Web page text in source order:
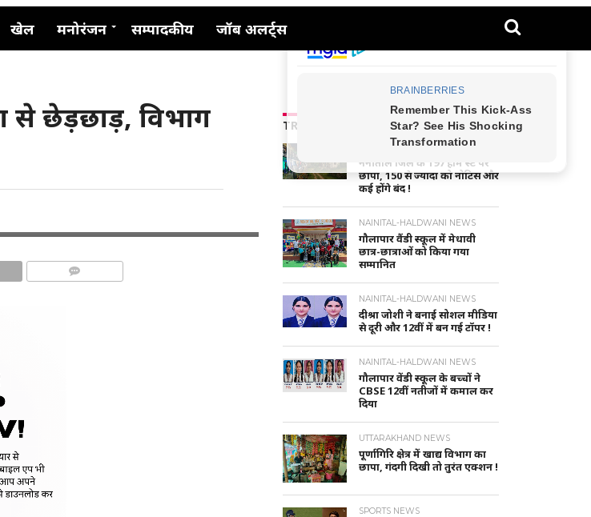
खेल मनोरंजन सम्पादकीय जॉब अलर्ट्स
से छेड़छाड़, विभाग TRENDING NEWS
UTTARAKHAND NEWS
नैनीताल जिले के 197 होम स्टे पर
छापा, 150 से ज्यादा को नोटिस और
कई होंगे बंद !
NAINITAL-HALDWANI NEWS
गौलापार वैंडी स्कूल में मेधावी
छात्र-छात्राओं को किया गया
सम्मानित
NAINITAL-HALDWANI NEWS
दीश्रा जोशी ने बनाई सोशल मीडिया
से दूरी और 12वीं में बन गई टॉपर !
NAINITAL-HALDWANI NEWS
गौलापार वेंडी स्कूल के बच्चों ने
CBSE 12वीं नतीजों में कमाल कर
दिया
UTTARAKHAND NEWS
पूर्णागिरि क्षेत्र में खाद्य विभाग का
छापा, गंदगी दिखी तो तुरंत एक्शन !
SPORTS NEWS